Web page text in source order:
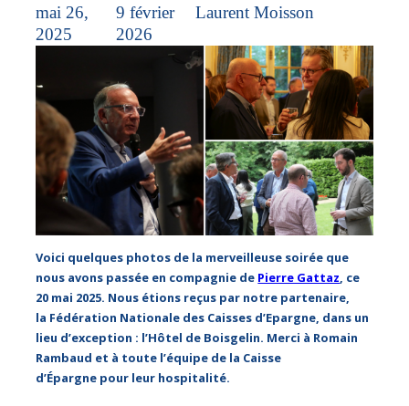
mai 26,
2025
9 février
2026
Laurent Moisson
Voici quelques photos de la merveilleuse soirée que
nous avons passée en compagnie de Pierre Gattaz, ce
20 mai 2025. Nous étions reçus par notre partenaire,
la Fédération Nationale des Caisses d’Epargne, dans un
lieu d’exception : l’Hôtel de Boisgelin. Merci à Romain
Rambaud et à toute l’équipe de la Caisse
d’Épargne pour leur hospitalité.